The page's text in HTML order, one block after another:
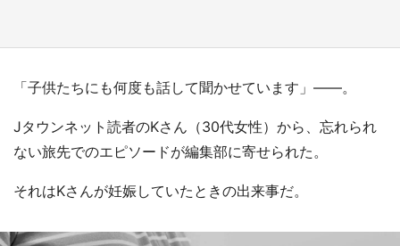
「子供たちにも何度も話して聞かせています」――。
Jタウンネット読者のKさん（30代女性）から、忘れられ
ない旅先でのエピソードが編集部に寄せられた。
それはKさんが妊娠していたときの出来事だ。